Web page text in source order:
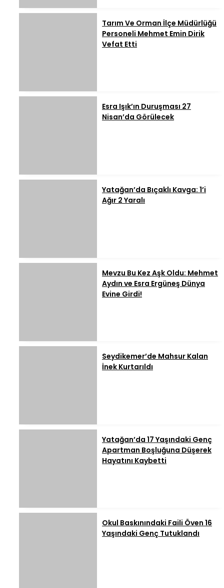
Tarım Ve Orman İlçe Müdürlüğü
Personeli Mehmet Emin Dirik
Vefat Etti
Esra Işık’ın Duruşması 27
Nisan’da Görülecek
Yatağan’da Bıçaklı Kavga: 1’i
Ağır 2 Yaralı
Mevzu Bu Kez Aşk Oldu: Mehmet
Aydın ve Esra Ergüneş Dünya
Evine Girdi!
Seydikemer’de Mahsur Kalan
İnek Kurtarıldı
Yatağan’da 17 Yaşındaki Genç
Apartman Boşluğuna Düşerek
Hayatını Kaybetti
Okul Baskınındaki Faili Öven 16
Yaşındaki Genç Tutuklandı